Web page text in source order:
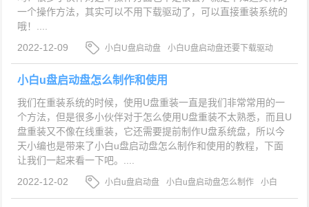
一个操作方法，其实可以不用下载驱动了，可以直接重装系统的
哦！....
2022-12-09
小白U盘启动盘
小白U盘启动盘还要下载驱动
吗
U盘启动盘
小白u盘启动盘怎么制作和使用
我们在重装系统的时候，使用U盘重装一直是我们非常常用的一
个方法，但是很多小伙伴对于怎么使用U盘重装不太熟悉，而且U
盘重装又不像在线重装，它还需要提前制作U盘系统盘，所以今
天小编也是带来了小白u盘启动盘怎么制作和使用的教程，下面
让我们一起来看一下吧。....
2022-12-02
小白u盘启动盘 小白u盘启动盘怎么制作
小白
u盘启动盘使用